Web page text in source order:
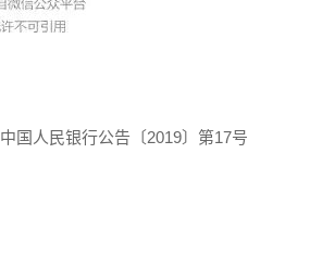
中国人民银行公告〔2019〕第17号